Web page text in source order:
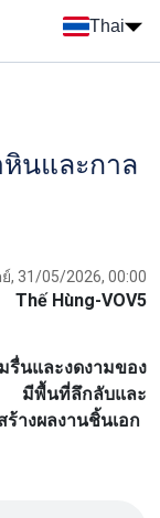
Thai
หินและกาล
, 31/05/2026, 00:00
Thế Hùng-VOV5
รื่นและงดงามของ
มีพื้นที่ลึกลับและ
างผลงานชิ้นเอก